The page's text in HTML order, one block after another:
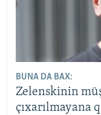
BUNA DA BAX:
Zelenskinin
çıxarılmayana